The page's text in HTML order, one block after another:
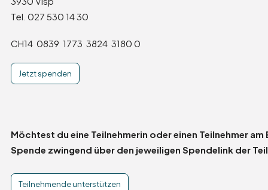
Tel. 027 530 14 30
CH14 0839 1773 3824 3180 0
Jetzt spenden
Möchtest du eine Teilnehmerin oder einen Teilnehmer
Spende zwingend über den jeweiligen Spendelink der
Teilnehmende unterstützen